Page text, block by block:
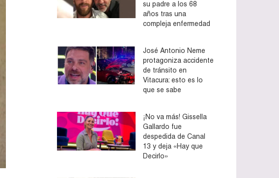
su padre a los 68
años tras una
compleja enfermedad
José Antonio Neme
protagoniza accidente
de tránsito en
Vitacura: esto es lo
que se sabe
¡No va más! Gissella
Gallardo fue
despedida de Canal
13 y deja «Hay que
Decirlo»